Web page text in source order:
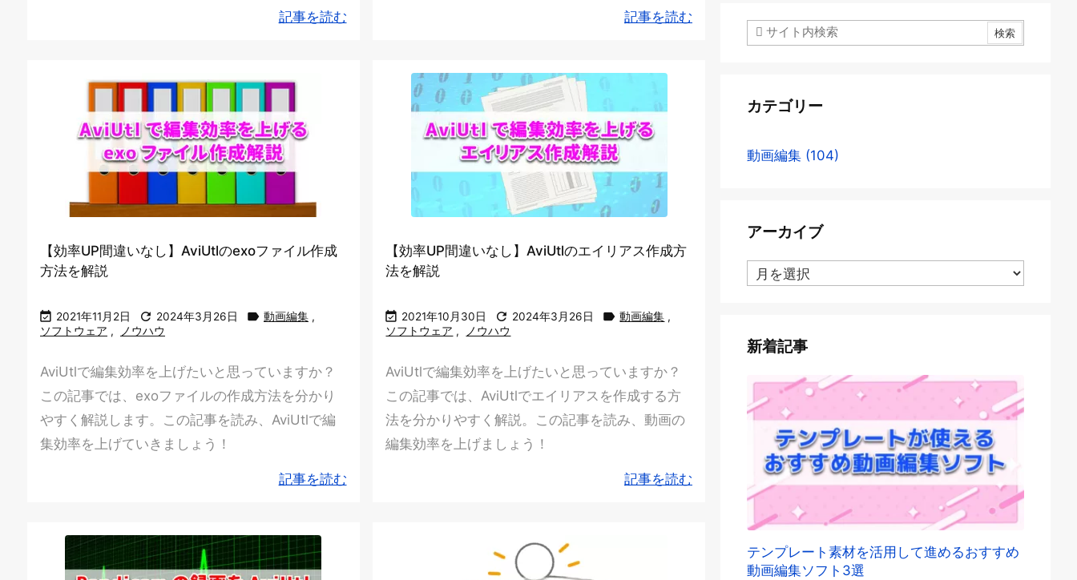
記事を読む 記事を読む
【効率UP間違いなし】AviUtlのexoファイル作成
方法を解説
 2021年11月2日  2024年3月26日  動画編集 ,
ソフトウェア , ノウハウ
AviUtlで編集効率を上げたいと思っていますか？
この記事では、exoファイルの作成方法を分かり
やすく解説します。この記事を読み、AviUtlで編
集効率を上げていきましょう！
記事を読む
【効率UP間違いなし】AviUtlのエイリアス作成方
法を解説
 2021年10月30日  2024年3月26日  動画編集 ,
ソフトウェア , ノウハウ
AviUtlで編集効率を上げたいと思っていますか？
この記事では、AviUtlでエイリアスを作成する方
法を分かりやすく解説。この記事を読み、動画の
編集効率を上げましょう！
記事を読む
カテゴリー
動画編集 (104)
アーカイブ
ア
ー
ブ
新着記事
テンプレート素材を活用して進めるおすすめ
動画編集ソフト3選